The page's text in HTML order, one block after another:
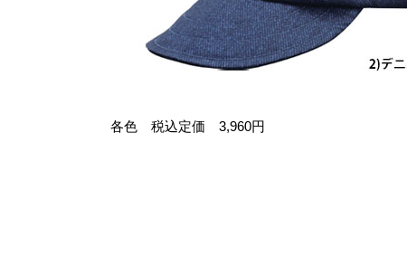
各色 税込定価 3,960円